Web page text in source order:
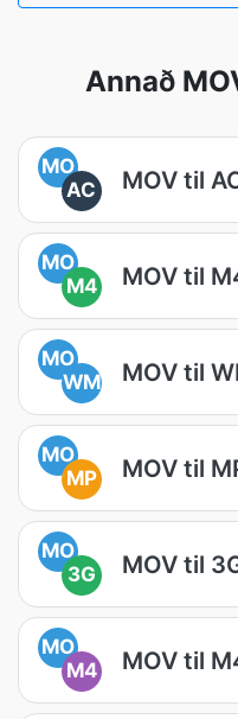
Annað
MO
AC
MOV til
MO
M4
MOV til
MO
WM
MOV til
MO
MP
MOV til
MO
3G
MOV til
MO
M4
MOV til